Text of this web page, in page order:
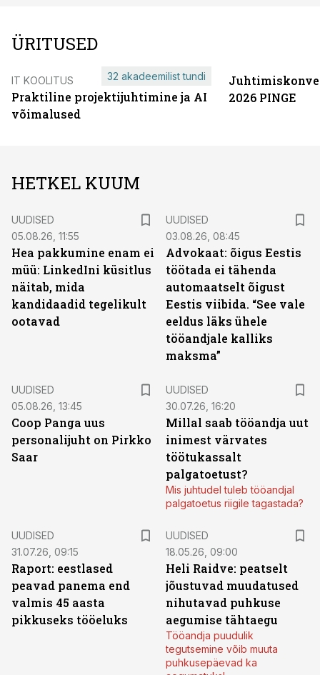
ÜRITUSED
IT KOOLITUS
Praktiline projektijuhtimine ja AI
võimalused
32 akadeemilist tundi
2026 PINGE
HETKEL KUUM
UUDISED
05.08.26, 11:55
Hea pakkumine enam ei
müü: LinkedIni küsitlus
näitab, mida
kandidaadid tegelikult
ootavad
UUDISED
03.08.26, 08:45
Advokaat: õigus Eestis
töötada ei tähenda
automaatselt õigust
Eestis viibida. “See vale
eeldus läks ühele
tööandjale kalliks
maksma”
UUDISED
05.08.26, 13:45
Coop Panga uus
personalijuht on Pirkko
Saar
UUDISED
30.07.26, 16:20
Millal saab tööandja uut
inimest värvates
töötukassalt
palgatoetust?
Mis juhtudel tuleb tööandjal
palgatoetus riigile tagastada?
UUDISED
31.07.26, 09:15
Raport: eestlased
peavad panema end
valmis 45 aasta
pikkuseks tööeluks
UUDISED
18.05.26, 09:00
Heli Raidve: peatselt
jõustuvad muudatused
nihutavad puhkuse
aegumise tähtaegu
Tööandja puudulik
tegutsemine võib muuta
puhkusepäevad ka